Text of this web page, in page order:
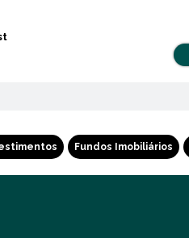
Fundos Imobiliários